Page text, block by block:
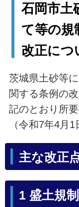
石岡市土
て等の規
改正につ
茨城県土砂等
関する条例の
記のとおり所
（令和7年4月1
主な改正
1 盛土規